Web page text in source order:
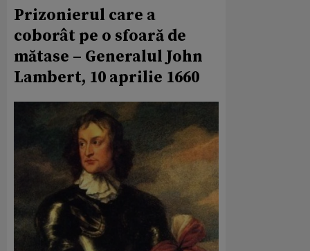
Prizonierul care a
coborât pe o sfoară de
mătase – Generalul John
Lambert, 10 aprilie 1660